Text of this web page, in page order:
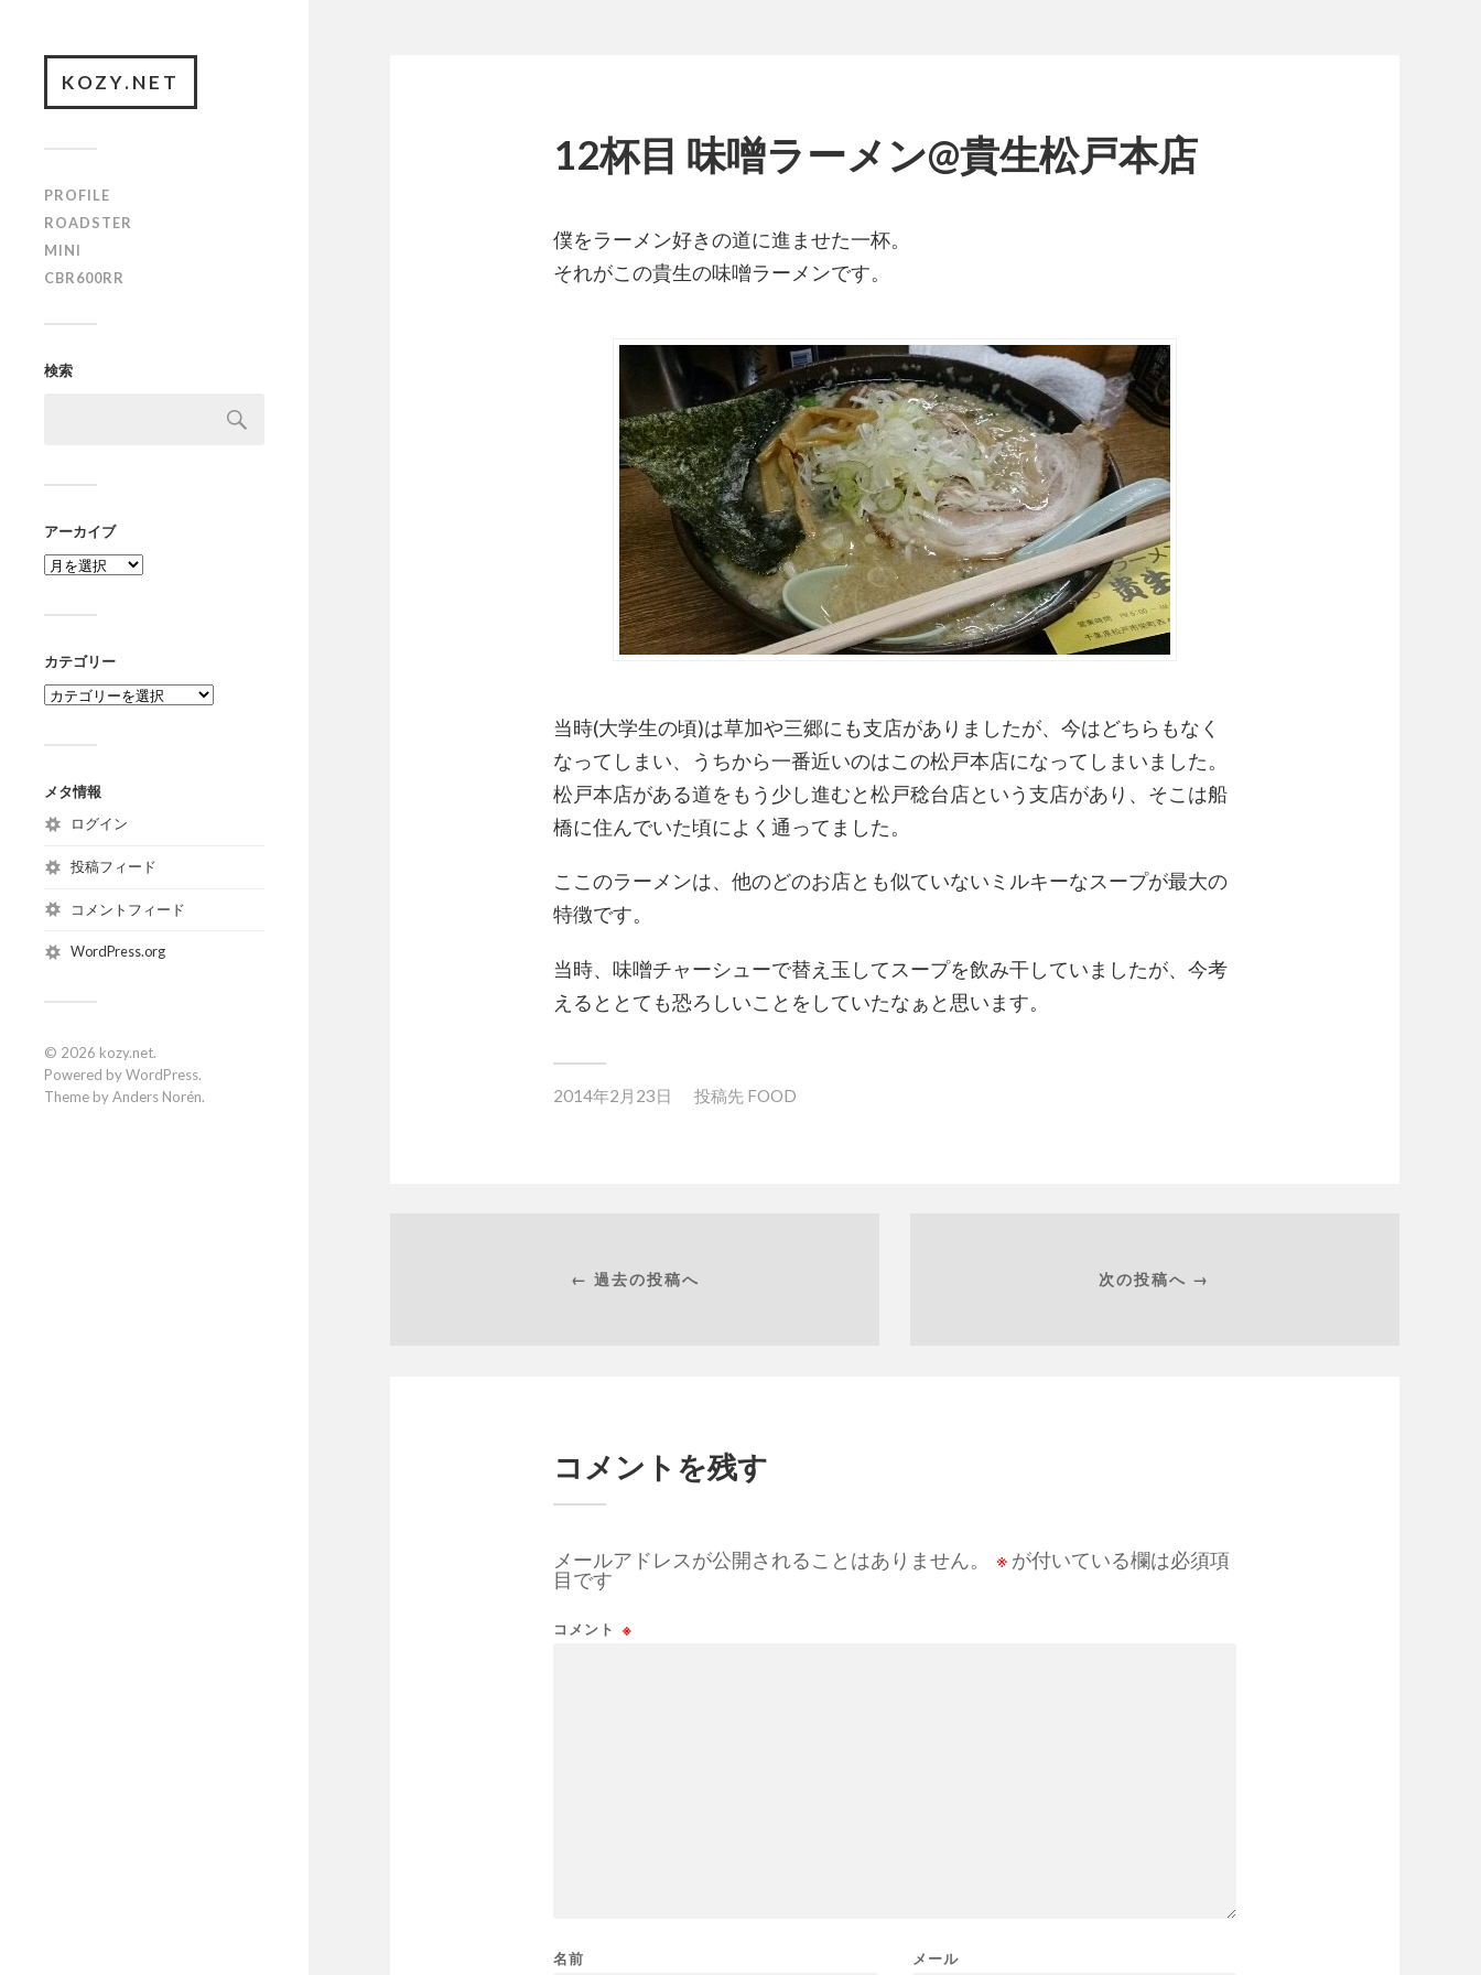
KOZY.NET
PROFILE
ROADSTER
MINI
CBR600RR
検索
アーカイブ
カテゴリー
メタ情報
ログイン
投稿フィード
コメントフィード
WordPress.org
© 2026 kozy.net.
Powered byWordPress.
Theme byAnders Norén.
12杯目 味噌ラーメン@貴生松戸本店
僕をラーメン好きの道に進ませた一杯。
それがこの貴生の味噌ラーメンです。
当時(大学生の頃)は草加や三郷にも支店がありましたが、今はどちらもなく
なってしまい、うちから一番近いのはこの松戸本店になってしまいました。
松戸本店がある道をもう少し進むと松戸稔台店という支店があり、そこは船
橋に住んでいた頃によく通ってました。
ここのラーメンは、他のどのお店とも似ていないミルキーなスープが最大の
特徴です。
当時、味噌チャーシューで替え玉してスープを飲み干していましたが、今考
えるととても恐ろしいことをしていたなぁと思います。
2014年2月23日 投稿先 FOOD
← 過去の投稿へ 次の投稿へ →
コメントを残す
メールアドレスが公開されることはありません。 ※ が付いている欄は必須項
目です
コメント ※
名前 メール